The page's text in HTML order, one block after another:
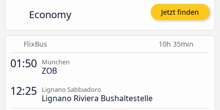
Economy Jetzt finden
FlixBus 10h 35min
01:50 München
ZOB
12:25 Lignano Sabbiadoro
Lignano Riviera Bushaltestelle